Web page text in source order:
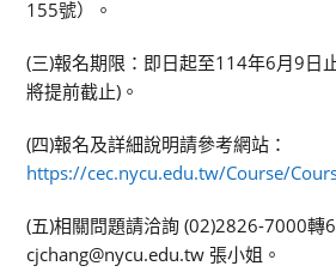
155號）。
(三)報名期限：即日起至114年6月9日
將提前截止)。
(四)報名及詳細說明請參考網站：
https://cec.nycu.edu.tw/Course/
(五)相關問題請洽詢 (02)2826-7000轉
cjchang@nycu.edu.tw 張小姐。